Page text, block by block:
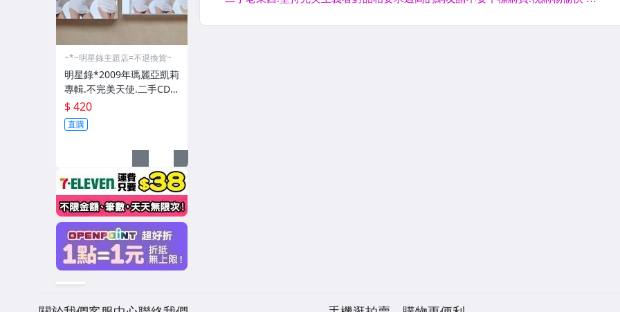
~*~明星錄主題店=不退換貨~
明星錄*2009年瑪麗亞凱莉
專輯.不完美天使.二手CD=
附紙盒(m08)
$ 420
直購